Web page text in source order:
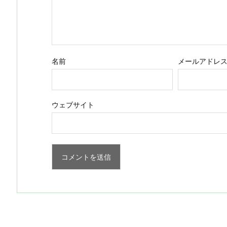
名前 メールアドレス
ウェブサイト